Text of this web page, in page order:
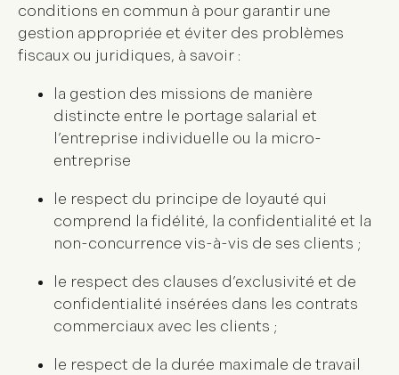
conditions en commun à pour garantir une
gestion appropriée et éviter des problèmes
fiscaux ou juridiques, à savoir :
la gestion des missions de manière
distincte entre le portage salarial et
l’entreprise individuelle ou la micro-
entreprise
le respect du principe de loyauté qui
comprend la fidélité, la confidentialité et la
non-concurrence vis-à-vis de ses clients ;
le respect des clauses d’exclusivité et de
confidentialité insérées dans les contrats
commerciaux avec les clients ;
le respect de la durée maximale de travail